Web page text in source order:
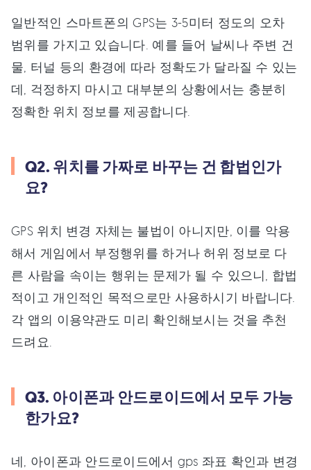
일반적인 스마트폰의 GPS는 3-5미터 정도의 오차
범위를 가지고 있습니다. 예를 들어 날씨나 주변 건
물, 터널 등의 환경에 따라 정확도가 달라질 수 있는
데, 걱정하지 마시고 대부분의 상황에서는 충분히
정확한 위치 정보를 제공합니다.
Q2. 위치를 가짜로 바꾸는 건 합법인가
요?
GPS 위치 변경 자체는 불법이 아니지만, 이를 악용
해서 게임에서 부정행위를 하거나 허위 정보로 다
른 사람을 속이는 행위는 문제가 될 수 있으니, 합법
적이고 개인적인 목적으로만 사용하시기 바랍니다.
각 앱의 이용약관도 미리 확인해보시는 것을 추천
드려요.
Q3. 아이폰과 안드로이드에서 모두 가능
한가요?
네, 아이폰과 안드로이드에서 gps 좌표 확인과 변경